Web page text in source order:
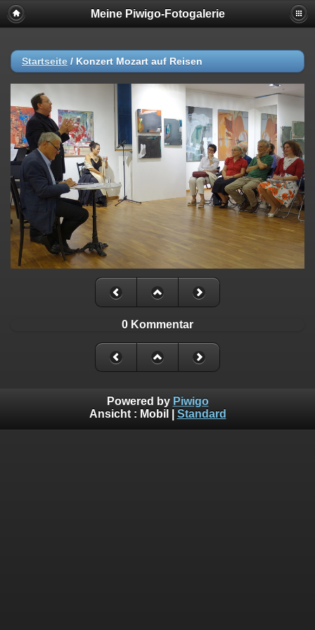
Meine Piwigo-Fotogalerie
Startseite / Konzert Mozart auf Reisen
0 Kommentar
Powered by Piwigo
Ansicht : Mobil Standard